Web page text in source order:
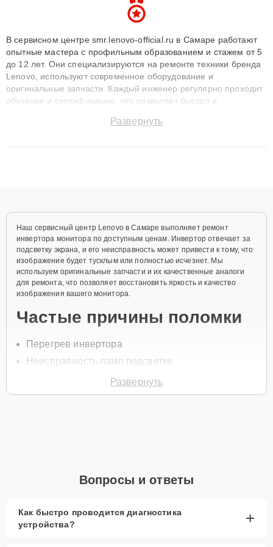
В сервисном центре smr.lenovo-official.ru в Самаре работают
опытные мастера с профильным образованием и стажем от 5
до 12 лет. Они специализируются на ремонте техники бренда
Lenovo, используют современное оборудование и
оригинальные запчасти. Каждый инженер регулярно проходит
обучение и сертификацию, что позволяет быстро и
сохранением гарантии до 3 лет. Наши мастера решают
Развернуть
Наш сервисный центр Lenovo в Самаре выполняет ремонт
инвертора монитора по доступным ценам. Инвертор отвечает за
подсветку экрана, и его неисправность может привести к тому, что
изображение будет тусклым или полностью исчезнет. Мы
используем оригинальные запчасти и их качественные аналоги
для ремонта, что позволяет восстановить яркость и качество
изображения вашего монитора.
Частые причины поломки
Перегрев инвертора
Неисправность ламп подсветки
Короткое замыкание
Износ компонентов
Главные особенности
сервиса
Развернуть
Вопросы и ответы
Как быстро проводится диагностика
устройства?
+